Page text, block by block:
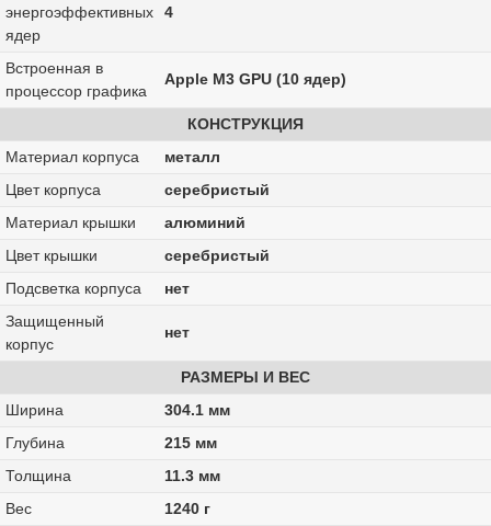
энергоэффективных
ядер
4
Встроенная в
процессор графика
Apple M3 GPU (10 ядер)
КОНСТРУКЦИЯ
Материал корпуса
металл
Цвет корпуса
серебристый
Материал крышки
алюминий
Цвет крышки
серебристый
Подсветка корпуса
нет
Защищенный
корпус
нет
РАЗМЕРЫ И ВЕС
Ширина
304.1 мм
Глубина
215 мм
Толщина
11.3 мм
Вес
1240 г